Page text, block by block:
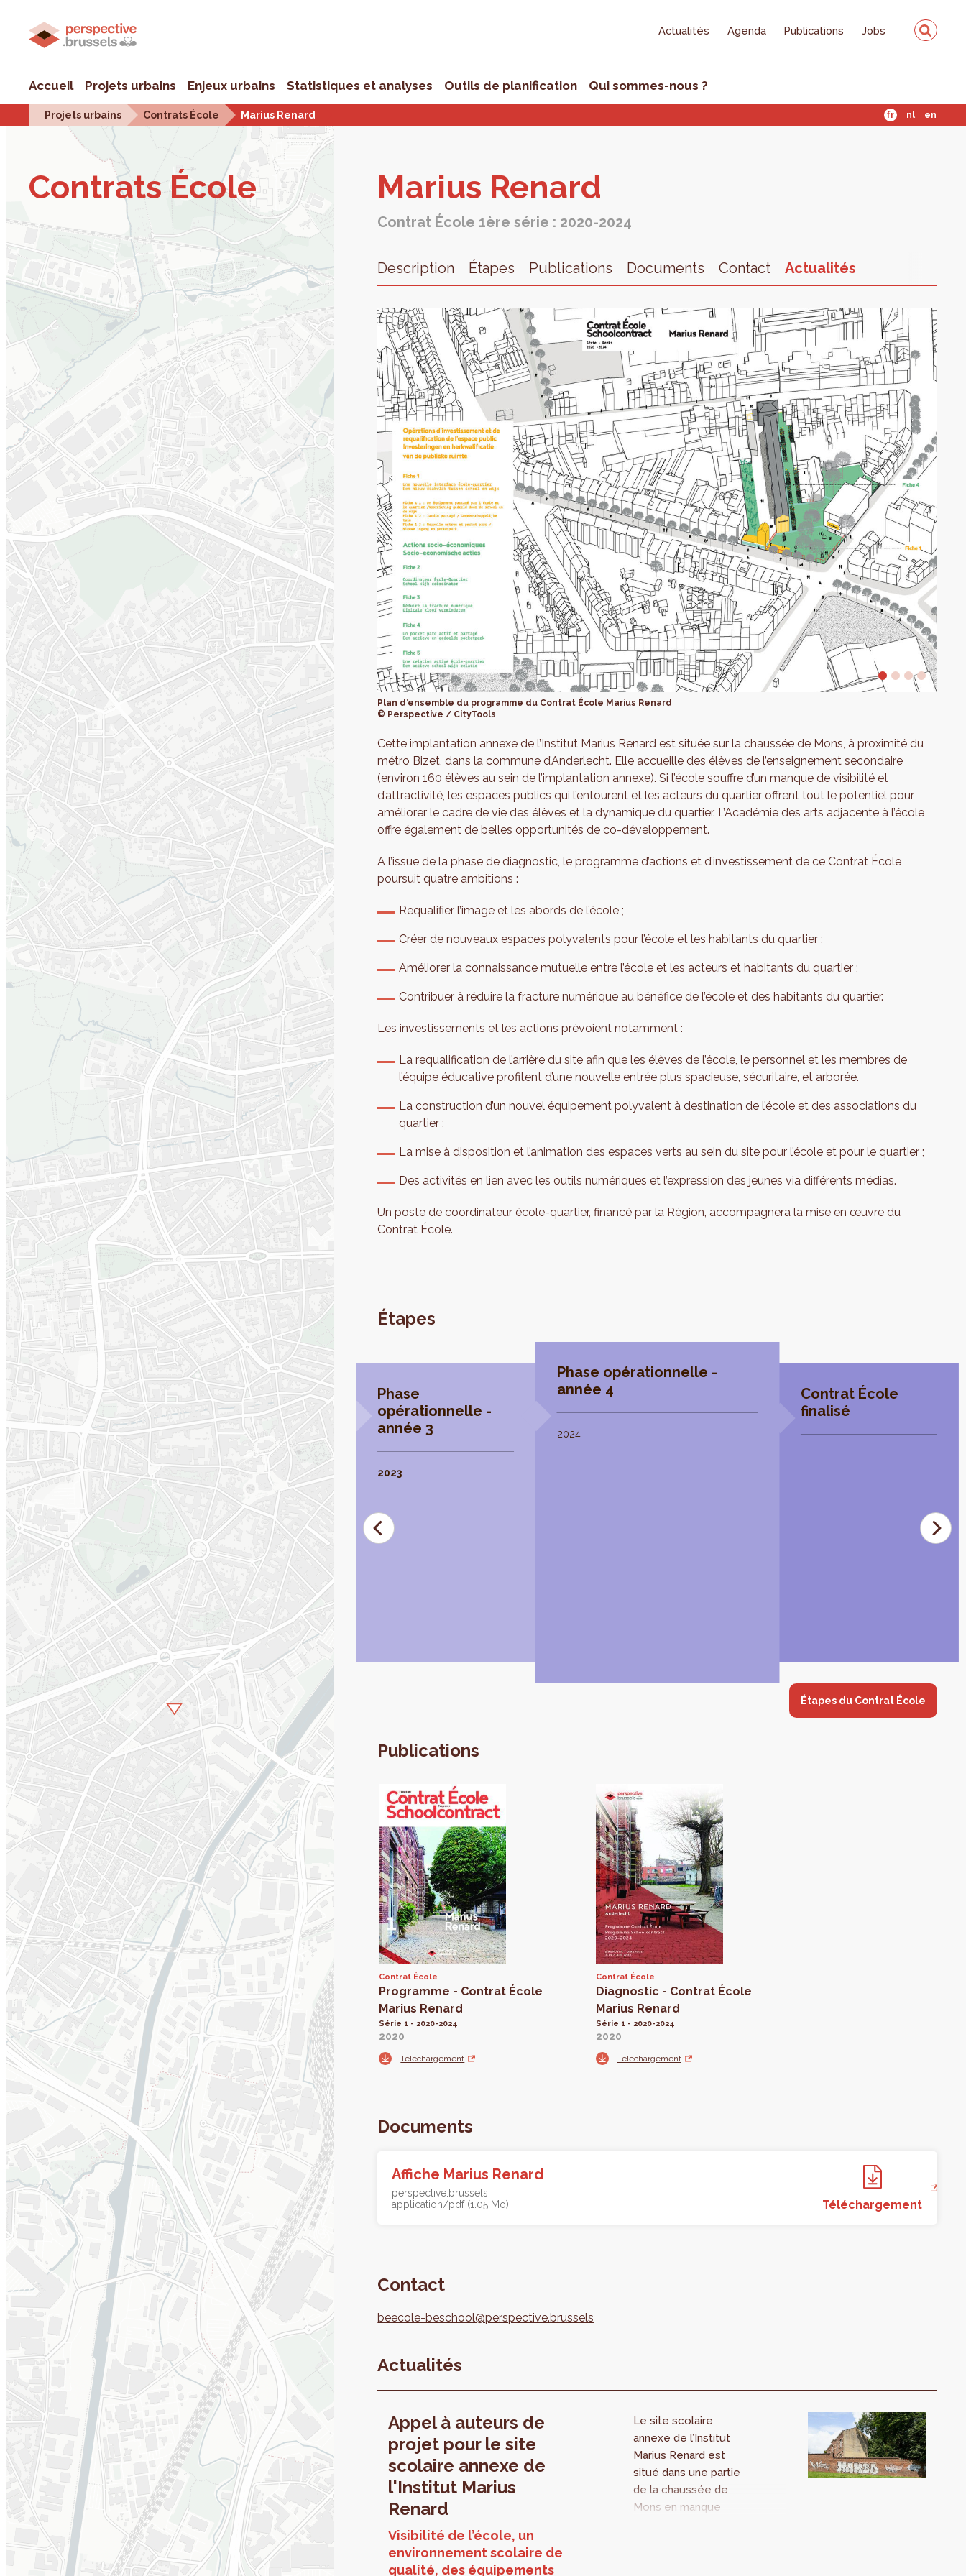
Actualités Agenda Publications Jobs
Accueil Projets urbains Enjeux urbains Statistiques et analyses Outils de planification Qui sommes-nous ?
Projets urbains Contrats École Marius Renard fr nl en
Contrats École Marius Renard
Contrat École 1ère série : 2020-2024
Description Étapes Publications Documents Contact Actualités
Plan d’ensemble du programme du Contrat École Marius Renard
© Perspective / CityTools
Cette implantation annexe de l’Institut Marius Renard est située sur la chaussée de Mons, à proximité du
métro Bizet, dans la commune d’Anderlecht. Elle accueille des élèves de l’enseignement secondaire
(environ 160 élèves au sein de l’implantation annexe). Si l’école souffre d’un manque de visibilité et
d’attractivité, les espaces publics qui l’entourent et les acteurs du quartier offrent tout le potentiel pour
améliorer le cadre de vie des élèves et la dynamique du quartier. L’Académie des arts adjacente à l’école
offre également de belles opportunités de co-développement.
A l’issue de la phase de diagnostic, le programme d’actions et d’investissement de ce Contrat École
poursuit quatre ambitions :
Requalifier l’image et les abords de l’école ;
Créer de nouveaux espaces polyvalents pour l’école et les habitants du quartier ;
Améliorer la connaissance mutuelle entre l’école et les acteurs et habitants du quartier ;
Contribuer à réduire la fracture numérique au bénéfice de l’école et des habitants du quartier.
Les investissements et les actions prévoient notamment :
La requalification de l’arrière du site afin que les élèves de l’école, le personnel et les membres de
l’équipe éducative profitent d’une nouvelle entrée plus spacieuse, sécuritaire, et arborée.
La construction d’un nouvel équipement polyvalent à destination de l’école et des associations du
quartier ;
La mise à disposition et l’animation des espaces verts au sein du site pour l’école et pour le quartier ;
Des activités en lien avec les outils numériques et l’expression des jeunes via différents médias.
Un poste de coordinateur école-quartier, financé par la Région, accompagnera la mise en œuvre du
Contrat École.
Étapes
Phase
opérationnelle -
année 1
2021
Phase
opérationnelle -
année 2
2022
Phase
opérationnelle -
année 3
2023
Phase opérationnelle -
année 4
2024
Contrat École
finalisé
Étapes du Contrat École
Publications
Contrat École
Programme - Contrat École
Marius Renard
Série 1 - 2020-2024
2020
Téléchargement
Contrat École
Diagnostic - Contrat École
Marius Renard
Série 1 - 2020-2024
2020
Téléchargement
Documents
Affiche Marius Renard
perspective.brussels
application/pdf (1.05 Mo)
Téléchargement
Contact
beecole-beschool@perspective.brussels
Actualités
Appel à auteurs de
projet pour le site
scolaire annexe de
l'Institut Marius
Renard
Visibilité de l’école, un
environnement scolaire de
qualité, des équipements
Le site scolaire
annexe de l’Institut
Marius Renard est
situé dans une partie
de la chaussée de
Mons en manque